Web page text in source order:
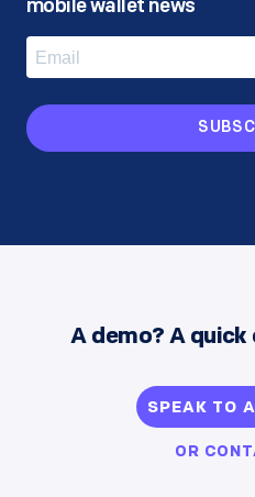
mobile wallet news
A demo? A
SPEAK TO
OR